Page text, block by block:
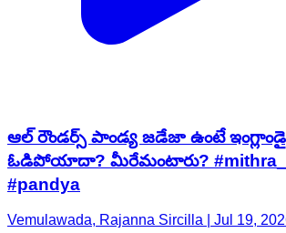
ఆల్ రౌండర్స్ పాండ్య జడేజా ఉంటే
ఓడిపోయాదా? మీరేమంటారు?
#pandya
Vemulawada, Rajanna Sircilla | Jul 19,